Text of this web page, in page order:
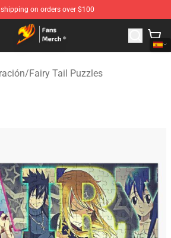
shipping on orders over $100
Official Fairy Tail Merchandise Shop
/Fairy Tail Puzzles